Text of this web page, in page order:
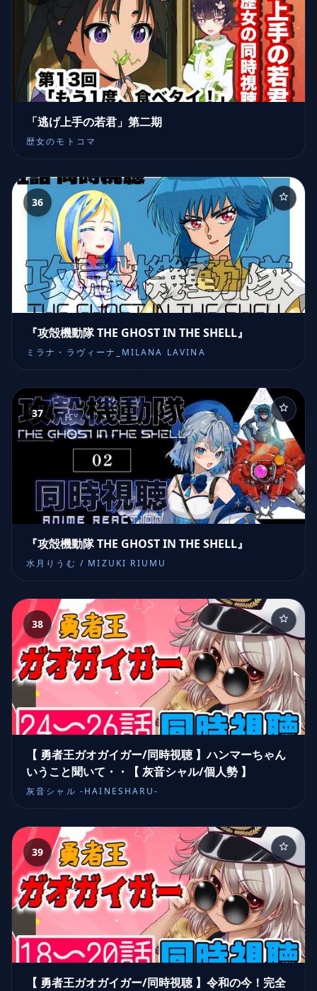
「逃げ上手の若君」第二期
歴女のモトコマ
36
『攻殻機動隊 THE GHOST IN THE SHELL』
ミラナ・ラヴィーナ_MILANA LAVINA
37
『攻殻機動隊 THE GHOST IN THE SHELL』
水月りうむ / MIZUKI RIUMU
38
【 勇者王ガオガイガー/同時視聴 】ハンマーちゃん
いうこと聞いて・・【 灰音シャル/個人勢 】
灰音シャル -HAINESHARU-
39
【 勇者王ガオガイガー/同時視聴 】令和の今！完全